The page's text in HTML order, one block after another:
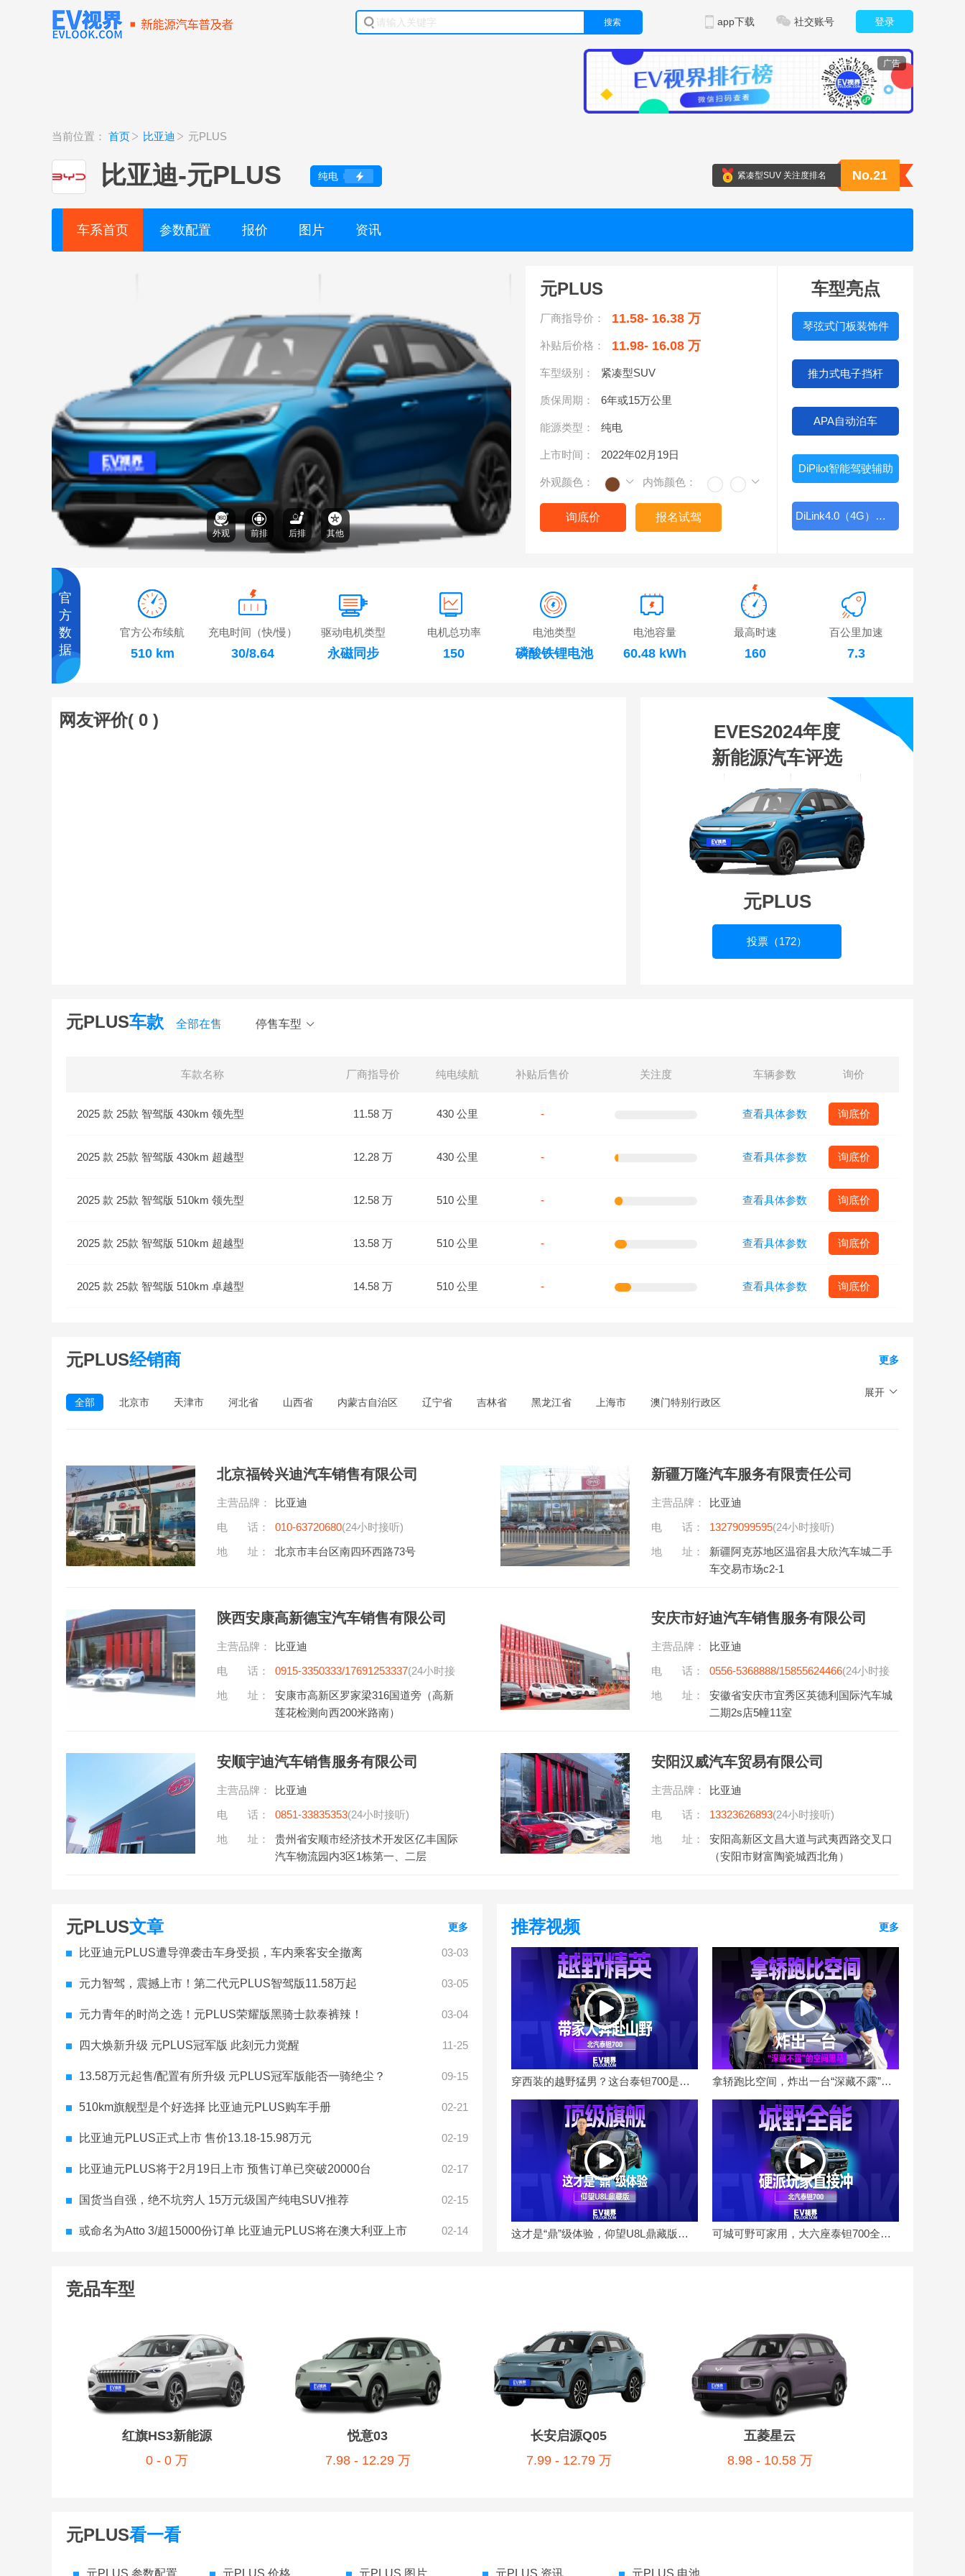
搜索 登录
社交账号
app下载
广告
当前位置： 首页 比亚迪 元PLUS
比亚迪-元PLUS 纯电 紧凑型SUV 关注度排名 No.21
车系首页 参数配置 报价 图片 资讯
外观 前排 后排 其他
元PLUS
厂商指导价： 11.58- 16.38 万
补贴后价格： 11.98- 16.08 万
车型级别： 紧凑型SUV
质保周期： 6年或15万公里
能源类型： 纯电
上市时间： 2022年02月19日
外观颜色： 内饰颜色：
询底价 报名试驾
车型亮点
琴弦式门板装饰件
推力式电子挡杆
APA自动泊车
DiPilot智能驾驶辅助
DiLink4.0（4G）智能网联
官
方
数
据
官方公布续航
510 km
充电时间（快/慢）
30/8.64
驱动电机类型
永磁同步
电机总功率
150
电池类型
磷酸铁锂电池
电池容量
60.48 kWh
最高时速
160
百公里加速
7.3
网友评价( 0 )
EVES2024年度
新能源汽车评选
元PLUS
投票（172）
元PLUS车款 全部在售 停售车型
车款名称 厂商指导价 纯电续航 补贴后售价 关注度 车辆参数 询价
2025 款 25款 智驾版 430km 领先型 11.58 万 430 公里 - 查看具体参数 询底价
2025 款 25款 智驾版 430km 超越型 12.28 万 430 公里 - 查看具体参数 询底价
2025 款 25款 智驾版 510km 领先型 12.58 万 510 公里 - 查看具体参数 询底价
2025 款 25款 智驾版 510km 超越型 13.58 万 510 公里 - 查看具体参数 询底价
2025 款 25款 智驾版 510km 卓越型 14.58 万 510 公里 - 查看具体参数 询底价
元PLUS经销商 更多
展开
全部
北京市 天津市 河北省 山西省 内蒙古自治区 辽宁省 吉林省 黑龙江省 上海市 澳门特别行政区
北京福铃兴迪汽车销售有限公司
主营品牌：
比亚迪
电 话：
010-63720680(24小时接听)
地 址：
北京市丰台区南四环西路73号
新疆万隆汽车服务有限责任公司
主营品牌：
比亚迪
电 话：
13279099595(24小时接听)
地 址：
新疆阿克苏地区温宿县大欣汽车城二手
车交易市场c2-1
陕西安康高新德宝汽车销售有限公司
主营品牌：
比亚迪
电 话：
0915-3350333/17691253337(24小时接
听)
地 址：
安康市高新区罗家梁316国道旁（高新
莲花检测向西200米路南）
安庆市好迪汽车销售服务有限公司
主营品牌：
比亚迪
电 话：
0556-5368888/15855624466(24小时接
听)
地 址：
安徽省安庆市宜秀区英德利国际汽车城
二期2s店5幢11室
安顺宇迪汽车销售服务有限公司
主营品牌：
比亚迪
电 话：
0851-33835353(24小时接听)
地 址：
贵州省安顺市经济技术开发区亿丰国际
汽车物流园内3区1栋第一、二层
安阳汉威汽车贸易有限公司
主营品牌：
比亚迪
电 话：
13323626893(24小时接听)
地 址：
安阳高新区文昌大道与武夷西路交叉口
（安阳市财富陶瓷城西北角）
元PLUS文章 更多
比亚迪元PLUS遭导弹袭击车身受损，车内乘客安全撤离 03-03
元力智驾，震撼上市！第二代元PLUS智驾版11.58万起 03-05
元力青年的时尚之选！元PLUS荣耀版黑骑士款泰裤辣！ 03-04
四大焕新升级 元PLUS冠军版 此刻元力觉醒 11-25
13.58万元起售/配置有所升级 元PLUS冠军版能否一骑绝尘？ 09-15
510km旗舰型是个好选择 比亚迪元PLUS购车手册 02-21
比亚迪元PLUS正式上市 售价13.18-15.98万元 02-19
比亚迪元PLUS将于2月19日上市 预售订单已突破20000台 02-17
国货当自强，绝不坑穷人 15万元级国产纯电SUV推荐 02-15
或命名为Atto 3/超15000份订单 比亚迪元PLUS将在澳大利亚上市 02-14
推荐视频 更多
穿西装的越野猛男？这台泰钽700是华为进修过的 拿轿跑比空间，炸出一台“深藏不露”的空间黑马
这才是“鼎”级体验，仰望U8L鼎藏版有什么不一样？ 可城可野可家用，大六座泰钽700全能属性拉满
竞品车型
红旗HS3新能源
0 - 0 万
悦意03
7.98 - 12.29 万
长安启源Q05
7.99 - 12.79 万
五菱星云
8.98 - 10.58 万
元PLUS看一看